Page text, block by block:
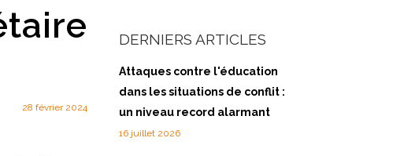
28 février 2024
DERNIERS ARTICLES
Attaques contre l'éducation
dans les situations de conflit :
un niveau record alarmant
16 juillet 2026